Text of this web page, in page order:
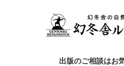
出版のご相談はお